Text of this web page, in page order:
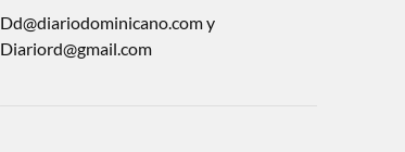
Dd@diariodominicano.com y
Diariord@gmail.com